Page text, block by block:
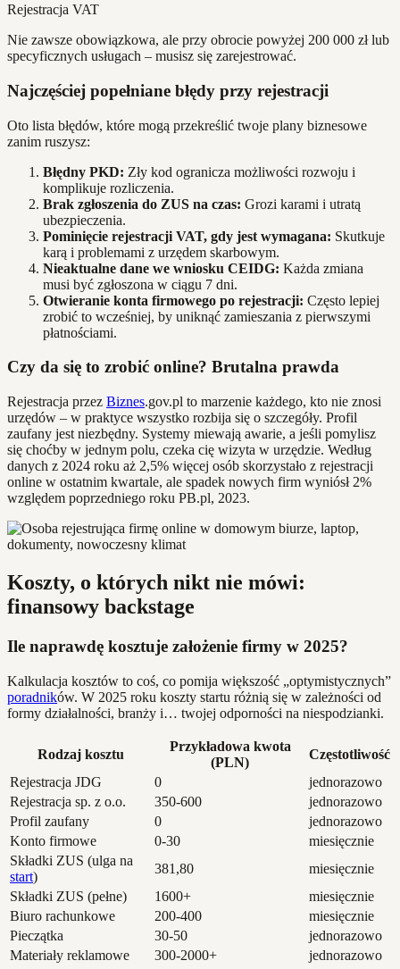
Rejestracja VAT
Nie zawsze obowiązkowa, ale przy obrocie powyżej 200 000 zł lub
specyficznych usługach – musisz się zarejestrować.
Najczęściej popełniane błędy przy rejestracji
Oto lista błędów, które mogą przekreślić twoje plany biznesowe
zanim ruszysz:
Błędny PKD: Zły kod ogranicza możliwości rozwoju i
komplikuje rozliczenia.
Brak zgłoszenia do ZUS na czas: Grozi karami i utratą
ubezpieczenia.
Pominięcie rejestracji VAT, gdy jest wymagana: Skutkuje
karą i problemami z urzędem skarbowym.
Nieaktualne dane we wniosku CEIDG: Każda zmiana
musi być zgłoszona w ciągu 7 dni.
Otwieranie konta firmowego po rejestracji: Często lepiej
zrobić to wcześniej, by uniknąć zamieszania z pierwszymi
płatnościami.
Czy da się to zrobić online? Brutalna prawda
Rejestracja przez Biznes.gov.pl to marzenie każdego, kto nie znosi
urzędów – w praktyce wszystko rozbija się o szczegóły. Profil
zaufany jest niezbędny. Systemy miewają awarie, a jeśli pomylisz
się choćby w jednym polu, czeka cię wizyta w urzędzie. Według
danych z 2024 roku aż 2,5% więcej osób skorzystało z rejestracji
online w ostatnim kwartale, ale spadek nowych firm wyniósł 2%
względem poprzedniego roku PB.pl, 2023.
Koszty, o których nikt nie mówi:
finansowy backstage
Ile naprawdę kosztuje założenie firmy w 2025?
Kalkulacja kosztów to coś, co pomija większość „optymistycznych”
poradników. W 2025 roku koszty startu różnią się w zależności od
formy działalności, branży i… twojej odporności na niespodzianki.
Rodzaj kosztu
Przykładowa kwota
(PLN)
Częstotliwość
Rejestracja JDG
0
jednorazowo
Rejestracja sp. z o.o.
350-600
jednorazowo
Profil zaufany
0
jednorazowo
Konto firmowe
0-30
miesięcznie
Składki ZUS (ulga na
start)
381,80
miesięcznie
Składki ZUS (pełne)
1600+
miesięcznie
Biuro rachunkowe
200-400
miesięcznie
Pieczątka
30-50
jednorazowo
Materiały reklamowe
300-2000+ jednorazowo